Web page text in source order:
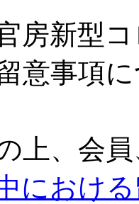
房新型
意事項
上、会
におけ